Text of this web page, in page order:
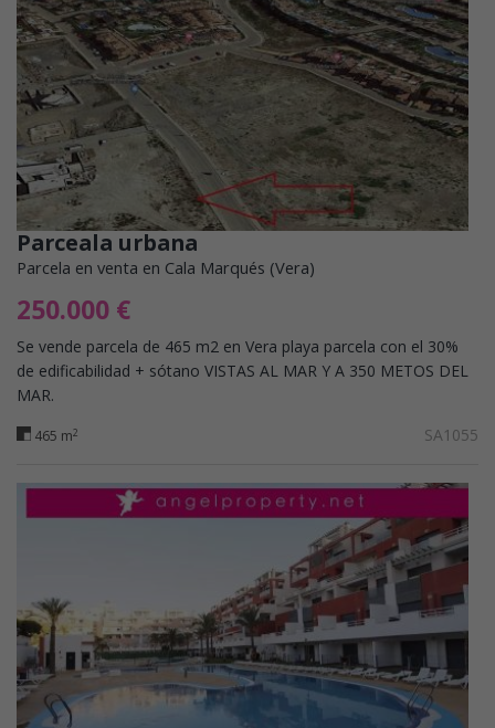
Parceala urbana
Parcela en venta en Cala Marqués (Vera)
250.000 €
Se vende parcela de 465 m2 en Vera playa parcela con el 30%
de edificabilidad + sótano VISTAS AL MAR Y A 350 METOS DEL
MAR.
465 m2 SA1055